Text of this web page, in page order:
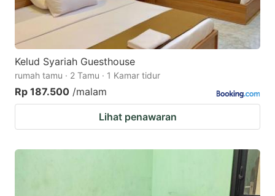
Kelud Syariah Guesthouse
rumah tamu · 2 Tamu · 1 Kamar tidur
Rp 187.500 /malam
Lihat penawaran